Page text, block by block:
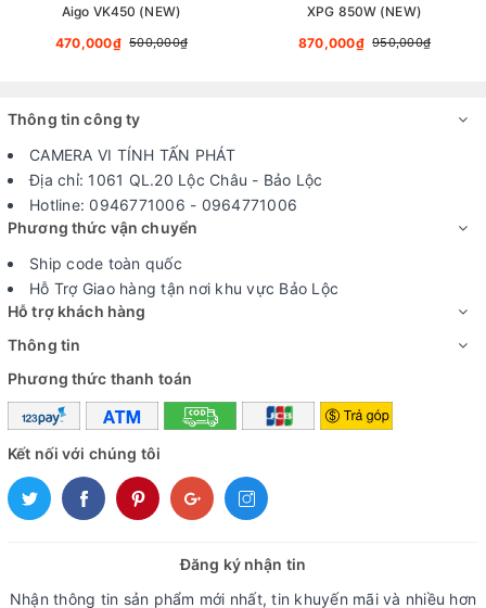
Aigo VK450 (NEW)
470,000₫ 500,000₫
XPG 850W (NEW)
870,000₫ 950,000₫
Thông tin công ty
CAMERA VI TÍNH TẤN PHÁT
Địa chỉ: 1061 QL.20 Lộc Châu - Bảo Lộc
Hotline: 0946771006 - 0964771006
Phương thức vận chuyển
Ship code toàn quốc
Hỗ Trợ Giao hàng tận nơi khu vực Bảo Lộc
Hỗ trợ khách hàng
Thông tin
Phương thức thanh toán
Kết nối với chúng tôi
Đăng ký nhận tin
Nhận thông tin sản phẩm mới nhất, tin khuyến mãi và nhiều hơn